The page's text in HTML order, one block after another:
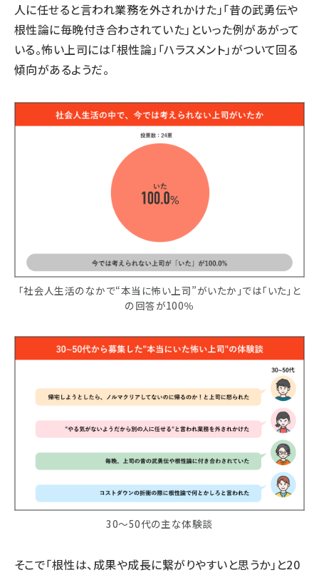
人に任せると言われ業務を外されかけた」「昔の武勇伝や
根性論に毎晩付き合わされていた」といった例があがって
いる。怖い上司には「根性論」「ハラスメント」がついて回る
傾向があるようだ。
「社会人生活のなかで“本当に怖い上司”がいたか」では「いた」と
の回答が100％
30～50代の主な体験談
そこで「根性は、成果や成長に繋がりやすいと思うか」と20